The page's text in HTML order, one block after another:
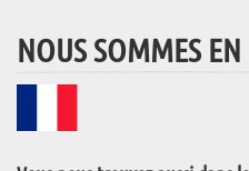
NOUS SOMMES EN